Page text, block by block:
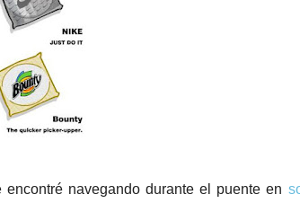
navegando durante el puente en